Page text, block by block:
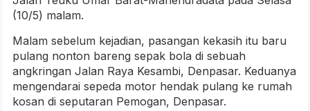
(10/5) malam.
Malam sebelum kejadian, pasangan kekasih itu baru
pulang nonton bareng sepak bola di sebuah
angkringan Jalan Raya Kesambi, Denpasar. Keduanya
mengendarai sepeda motor hendak pulang ke rumah
kosan di seputaran Pemogan, Denpasar.